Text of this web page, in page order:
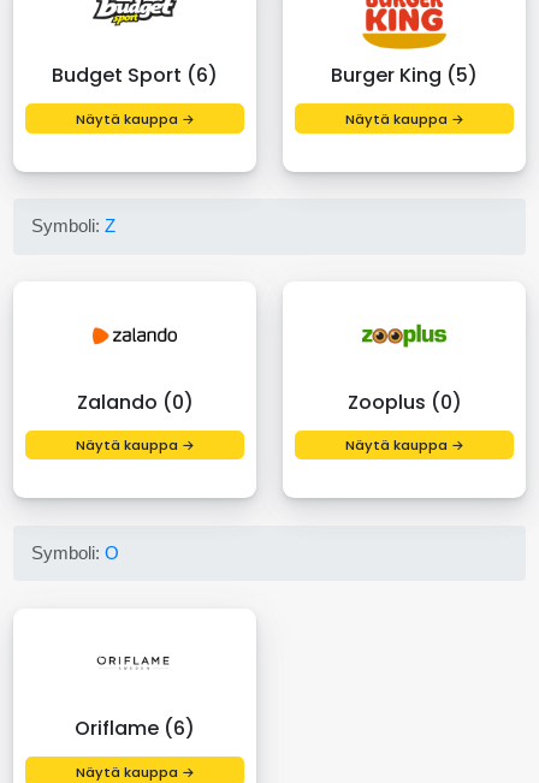
Budget Sport (6)
Näytä kauppa →
Burger King (5)
Näytä kauppa →
Symboli:Z
Zalando (0)
Näytä kauppa →
Zooplus (0)
Näytä kauppa →
Symboli:O
Oriflame (6)
Näytä kauppa →